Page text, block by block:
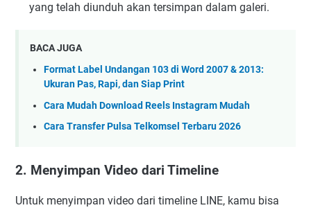
yang telah diunduh akan tersimpan dalam galeri.
BACA JUGA
Format Label Undangan 103 di Word 2007 & 2013:
Ukuran Pas, Rapi, dan Siap Print
Cara Mudah Download Reels Instagram Mudah
Cara Transfer Pulsa Telkomsel Terbaru 2026
2. Menyimpan Video dari Timeline
Untuk menyimpan video dari timeline LINE, kamu bisa